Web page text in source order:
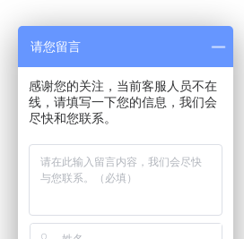
请您留言
感谢您的关注，当前客服人员不在
线，请填写一下您的信息，我们会
尽快和您联系。